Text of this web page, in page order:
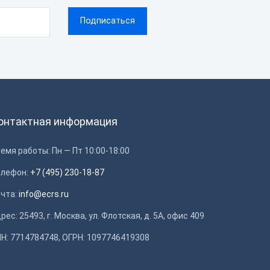
информация
работы: Пн — Пт 10:00-18:00
+7 (495) 230-18-87
info@ecrs.ru
25493, г. Москва, ул. Флотская, д. 5А, офис 409
7714784748, ОГРН: 1097746419308